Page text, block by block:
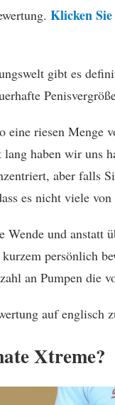
Klicken
gibt es
eine riesen
haben wir uns
aber falls
es nicht viele
Wende und anstatt
persönlich
an Pumpen die
auf englisch
Xtreme?